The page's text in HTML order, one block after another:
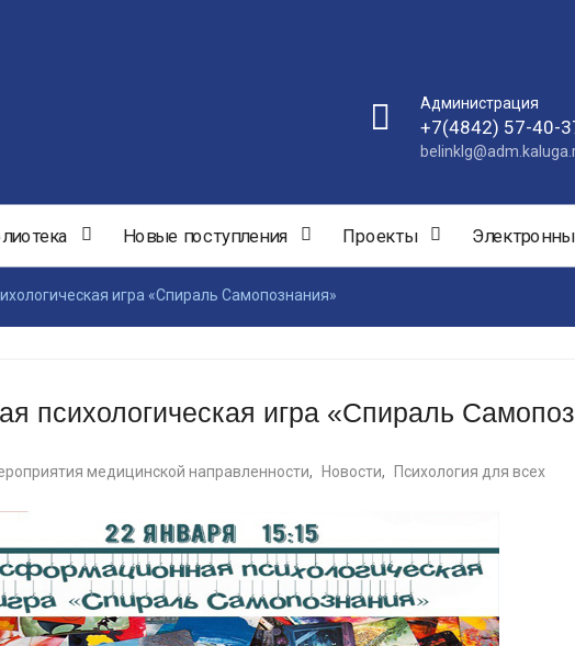
Администрация
+7(4842) 57-40-
Новые поступления Проекты
игра «Спираль Самопознания»
психологическая игра «Спираль
медицинской направленности, Новости, Психология для всех